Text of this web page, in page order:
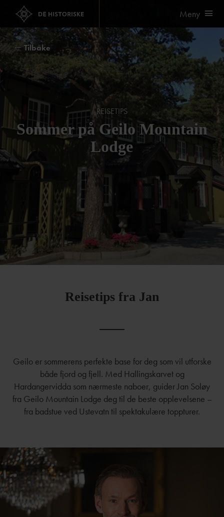
Meny
Tilbake
REISETIPS
Sommer på Geilo Mountain
Lodge
Reisetips fra Jan
Geilo er sommerens perfekte base for deg som vil utforske
både fjord og fjell. Med Hallingskarvet og
Hardangervidda som nærmeste naboer, guiderJan Soløy
fra Geilo Mountain Lodge deg til de beste opplevelsene –
fra badstue ved Ustevatn til spektakulære toppturer.